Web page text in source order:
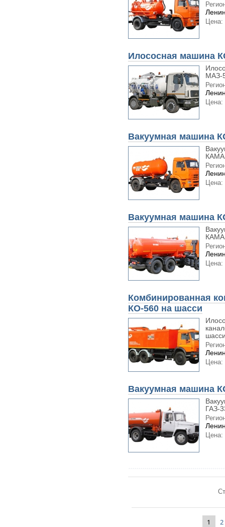
Цена:
Илососная машина
МАЗ-
Цена:
Вакуумная машина
Цена:
Вакуумная машина
Цена:
Комбинированная
КО-560 на шасси
Цена:
Вакуумная машина
ГАЗ-
Цена:
1 2